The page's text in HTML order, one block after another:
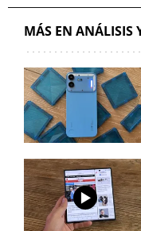
MÁS EN ANÁLISIS